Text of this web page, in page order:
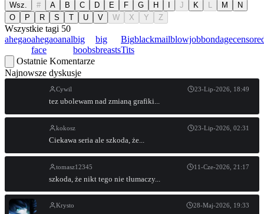
Wsz. # A B C D E F G H J K L M
N
O
P R S T U V W X Y Z
Wszystkie tagi 50
ahegaoahegao
face
analbig
boobs
big
breasts
Big
Tits
blackmailblowjobbondage
Ostatnie Komentarze
Najnowsze dyskusje
Cywil 23-Lip-2026, 18:49
tez ubolewam nad zmianą grafiki...
kokosz 23-Lip-2026, 02:31
Ciekawa seria ale szkoda, że...
tomasz12345 11-Cze-2026, 21:17
szkoda, że nikt tego nie tłumaczy...
Krysto 28-Maj-2026, 19:33